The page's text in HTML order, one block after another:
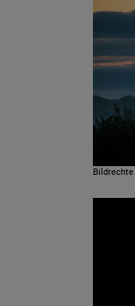
Bildrechte